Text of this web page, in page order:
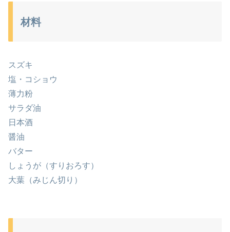
材料
スズキ
塩・コショウ
薄力粉
サラダ油
日本酒
醤油
バター
しょうが（すりおろす）
大葉（みじん切り）